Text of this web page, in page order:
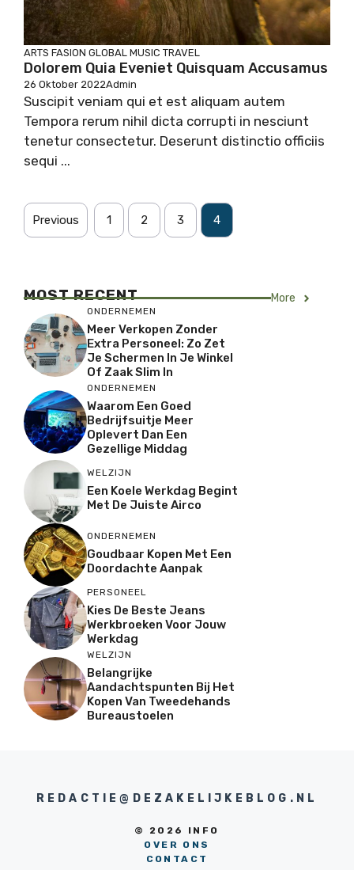
ARTS FASION GLOBAL MUSIC TRAVEL
Dolorem Quia Eveniet Quisquam Accusamus
26 Oktober 2022Admin
Suscipit veniam qui et est aliquam autem
Tempora rerum nihil dicta corrupti in nesciunt
tenetur consectetur. Deserunt distinctio officiis
sequi ...
Previous 1 2 3 4
MOST RECENT More
ONDERNEMEN
Meer Verkopen Zonder
Extra Personeel: Zo Zet
Je Schermen In Je Winkel
Of Zaak Slim In
ONDERNEMEN
Waarom Een Goed
Bedrijfsuitje Meer
Oplevert Dan Een
Gezellige Middag
WELZIJN
Een Koele Werkdag Begint
Met De Juiste Airco
ONDERNEMEN
Goudbaar Kopen Met Een
Doordachte Aanpak
PERSONEEL
Kies De Beste Jeans
Werkbroeken Voor Jouw
Werkdag
WELZIJN
Belangrijke
Aandachtspunten Bij Het
Kopen Van Tweedehands
Bureaustoelen
REDACTIE@DEZAKELIJKEBLOG.NL
© 2026 INFO
OVER ONS
CONTACT